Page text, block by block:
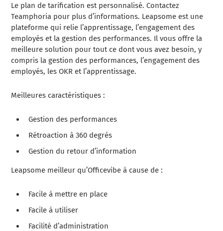
Le plan de tarification est personnalisé. Contactez
Teamphoria pour plus d’informations. Leapsome est une
plateforme qui relie l’apprentissage, l’engagement des
employés et la gestion des performances. Il vous offre la
meilleure solution pour tout ce dont vous avez besoin, y
compris la gestion des performances, l’engagement des
employés, les OKR et l’apprentissage.
Meilleures caractéristiques :
Gestion des performances
Rétroaction à 360 degrés
Gestion du retour d’information
Leapsome meilleur qu’Officevibe à cause de :
Facile à mettre en place
Facile à utiliser
Facilité d’administration